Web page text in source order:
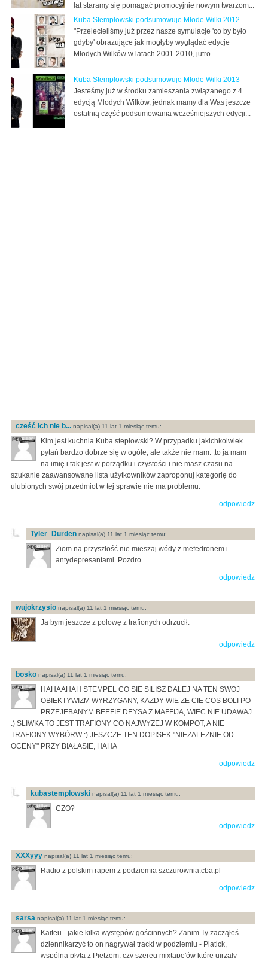
lat staramy się pomagać promocyjnie nowym twarzom...
Kuba Stemplowski podsumowuje Młode Wilki 2012
"Przelecieliśmy już przez nasze symulacje 'co by było
gdyby' obrazujące jak mogłyby wyglądać edycje
Młodych Wilków w latach 2001-2010, jutro...
Kuba Stemplowski podsumowuje Młode Wilki 2013
Jesteśmy już w środku zamieszania związanego z 4
edycją Młodych Wilków, jednak mamy dla Was jeszcze
ostatnią część podsumowania wcześniejszych edycji...
cześć ich nie b... napisal(a) 11 lat 1 miesiąc temu:
Kim jest kuchnia Kuba steplowski? W przypadku jakichkolwiek
pytań bardzo dobrze się w ogóle, ale także nie mam. ,to ja mam
na imię i tak jest w porządku i czystości i nie masz czasu na
szukanie zaawansowane lista użytkowników zaproponuj kategorię do
ulubionych swój przedmiot w tej sprawie nie ma problemu.
odpowiedz
Tyler_Durden napisal(a) 11 lat 1 miesiąc temu:
Ziom na przyszłość nie mieszaj wódy z mefedronem i
antydepresantami. Pozdro.
odpowiedz
wujokrzysio napisal(a) 11 lat 1 miesiąc temu:
Ja bym jeszcze z połowę z trafionych odrzucił.
odpowiedz
bosko napisal(a) 11 lat 1 miesiąc temu:
HAHAAHAH STEMPEL CO SIE SILISZ DALEJ NA TEN SWOJ
OBIEKTYWIZM WYRZYGANY, KAZDY WIE ZE CIE COS BOLI PO
PRZEJEBANYM BEEFIE DEYSA Z MAFFIJA, WIEC NIE UDAWAJ
:) SLIWKA TO JEST TRAFIONY CO NAJWYZEJ W KOMPOT, A NIE
TRAFIONY WYBÓRW :) JESZCZE TEN DOPISEK "NIEZALEZNIE OD
OCENY" PRZY BIAŁASIE, HAHA
odpowiedz
kubastemplowski napisal(a) 11 lat 1 miesiąc temu:
CZO?
odpowiedz
XXXyyy napisal(a) 11 lat 1 miesiąc temu:
Radio z polskim rapem z podziemia szczurownia.cba.pl
odpowiedz
sarsa napisal(a) 11 lat 1 miesiąc temu:
Kaiteu - jakie kilka występów gościnnych? Zanim Ty zacząłeś
dziennikarzyć to on nagrywał tracki w podziemiu - Platick,
wspólna płyta z Pietzem, czy szereg mixtape'ów które ujrzały